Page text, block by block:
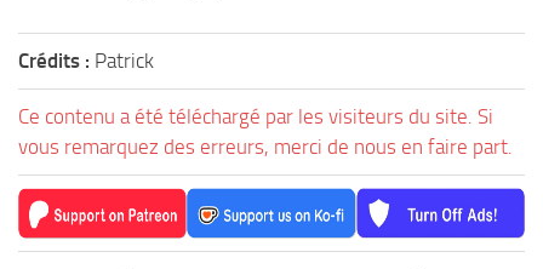
Crédits : Patrick
Ce contenu a été téléchargé par les visiteurs du site. Si
vous remarquez des erreurs, merci de nous en faire part.